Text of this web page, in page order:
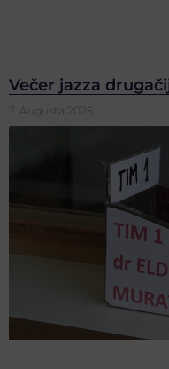
Večer jazza
7. Augusta 2026.